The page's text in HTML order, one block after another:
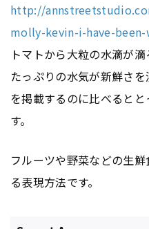
http://
molly-kevin-i-have-
トマトから大粒の水滴が滴
たっぷりの水気が新鮮さ
を掲載するのに比べると
す。
フルーツや野菜などの生
る表現方法です。